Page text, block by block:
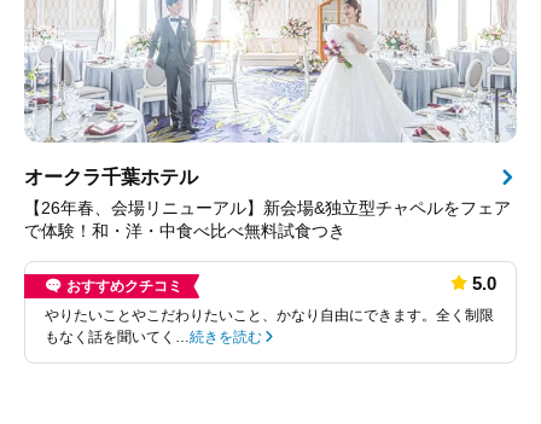
オークラ千葉ホテル
【26年春、会場リニューアル】新会場&独立型チャペルをフェア
で体験！和・洋・中食べ比べ無料試食つき
おすすめクチコミ 5.0
やりたいことやこだわりたいこと、かなり自由にできます。全く制限
もなく話を聞いてく… 続きを読む